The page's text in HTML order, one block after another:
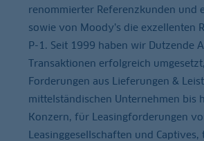
renommierter Referenzkunden und
sowie von Moody’s die exzellenten
P-1. Seit 1999 haben wir Dutzende
Transaktionen erfolgreich
Forderungen aus Lieferungen &
mittelständischen Unternehmen bis
Konzern, für Leasingforderungen
Leasinggesellschaften und Captives,